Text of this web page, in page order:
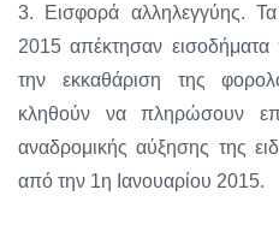
3. Εισφορά αλληλεγγύης.
2015 απέκτησαν
την εκκαθάριση της
κληθούν να πληρώσουν
αναδρομικής αύξησης της
από την 1η Ιανουαρίου 2015.